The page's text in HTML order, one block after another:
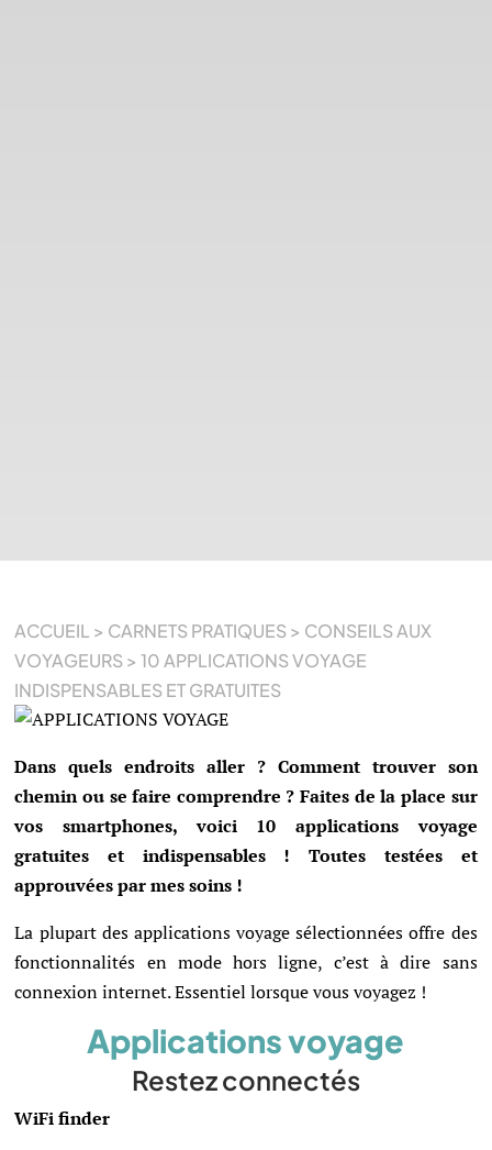
ACCUEIL > CARNETS PRATIQUES> CONSEILS AUX
VOYAGEURS>10 APPLICATIONS VOYAGE
INDISPENSABLES ET GRATUITES
Dans quels endroits aller ? Comment trouver son
chemin ou se faire comprendre ? Faites de la place sur
vos smartphones, voici 10 applications voyage
gratuites et indispensables ! Toutes testées et
approuvées par mes soins !
La plupart des applications voyage sélectionnées offre des
fonctionnalités en mode hors ligne, c’est à dire sans
connexion internet. Essentiel lorsque vous voyagez !
Applications voyage
Restez connectés
WiFi finder